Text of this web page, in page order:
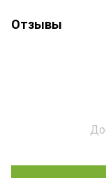
Отзывы